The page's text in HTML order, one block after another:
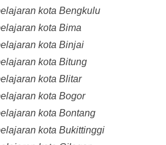
kota Bengkulu
kota Bima
kota Binjai
kota Bitung
kota Blitar
kota Bogor
kota Bontang
kota Bukittinggi